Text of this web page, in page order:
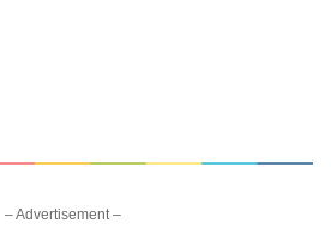
– Advertisement –